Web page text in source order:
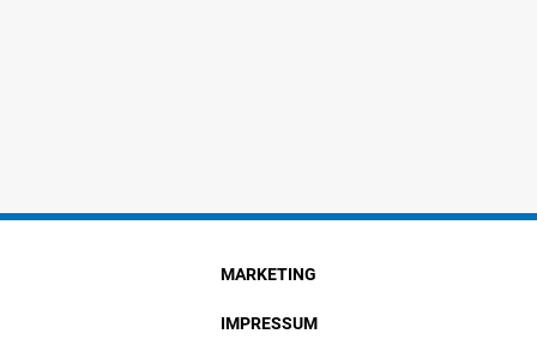
MARKETING
IMPRESSUM